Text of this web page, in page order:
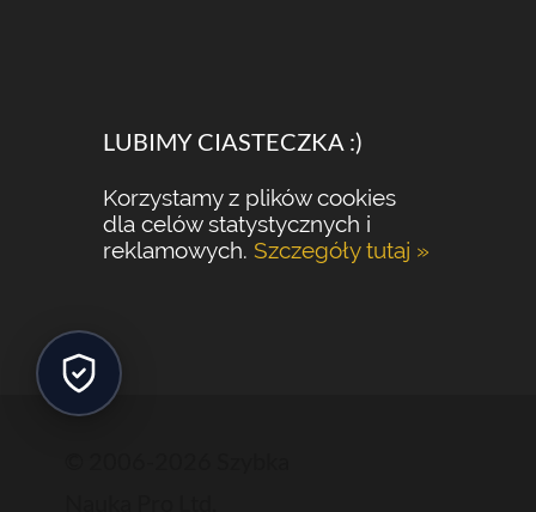
LUBIMY CIASTECZKA :)
Korzystamy z plików cookies
dla celów statystycznych i
reklamowych. Szczegóły tutaj »